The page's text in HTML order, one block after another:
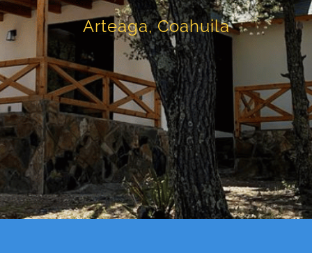
Arteaga, Coahuila